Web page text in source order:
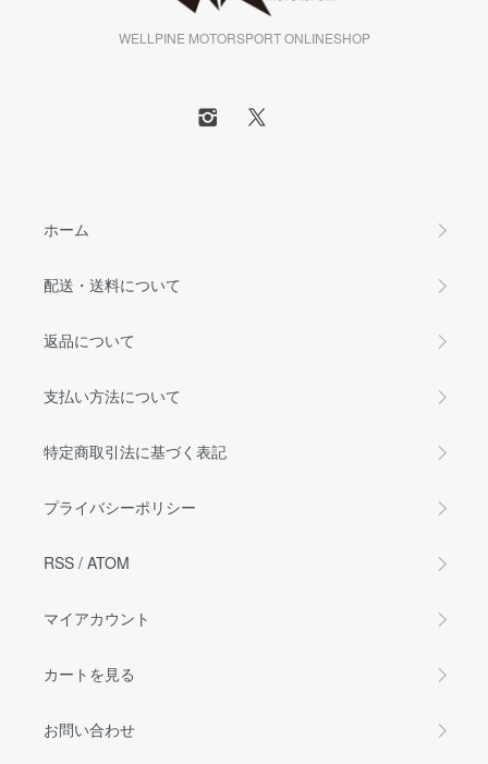
WELLPINE MOTORSPORT ONLINESHOP
ホーム
配送・送料について
返品について
支払い方法について
特定商取引法に基づく表記
プライバシーポリシー
RSS / ATOM
マイアカウント
カートを見る
お問い合わせ